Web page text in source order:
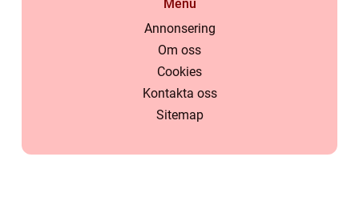
Menu
Annonsering
Om oss
Cookies
Kontakta oss
Sitemap